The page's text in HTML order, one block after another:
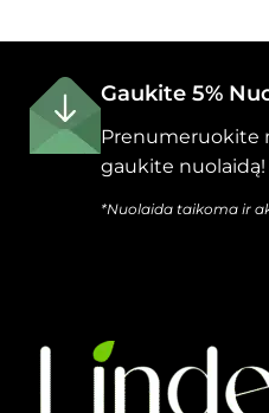
Gaukite 5%
Prenumeruokite
gaukite nuolaidą!
*Nuolaida taikoma ir